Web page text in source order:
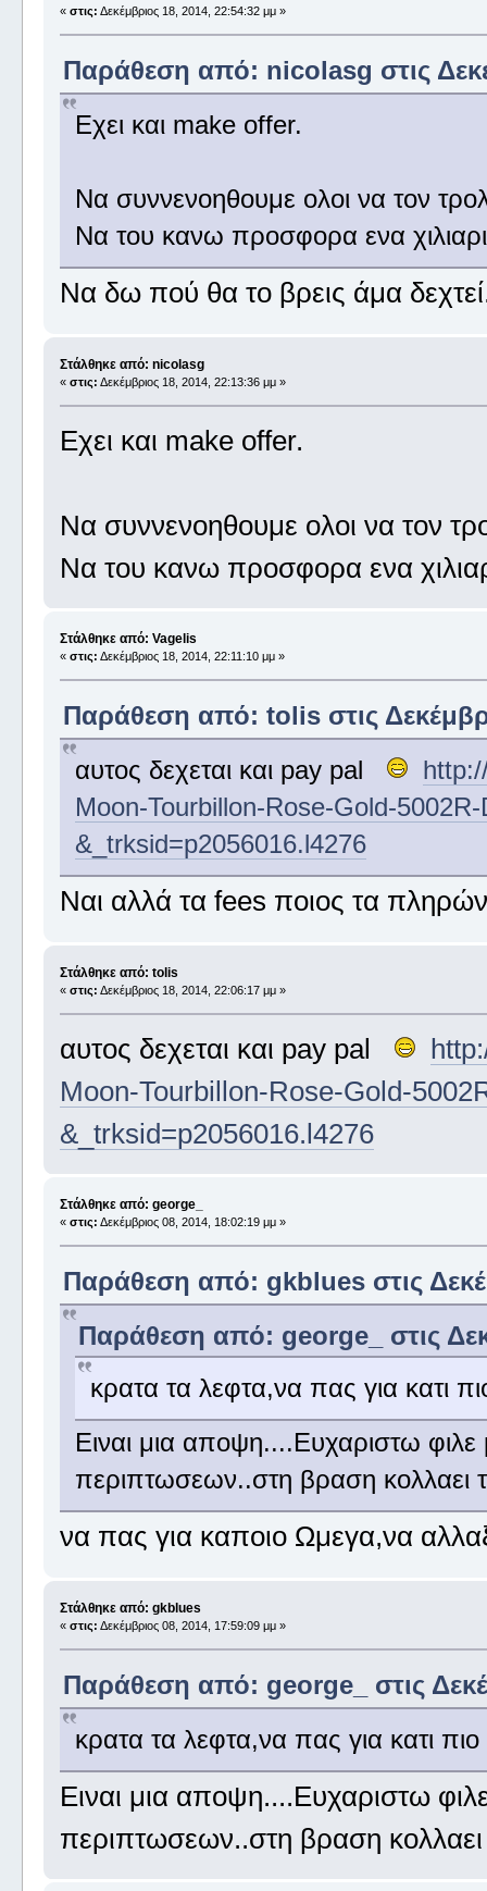
« στις: Δεκέμβριος 18, 2014, 22:54:32 μμ »
Παράθεση από: nicolasg στις
Εχει και make offer.
Να συννενοηθουμε ολοι να τον
Να του κανω προσφορα ενα
Να δω πού θα το βρεις άμα
Στάλθηκε από: nicolasg
« στις: Δεκέμβριος 18, 2014, 22:13:36 μμ »
Εχει και make offer.
Να συννενοηθουμε ολοι να τον
Να του κανω προσφορα ενα
Στάλθηκε από: Vagelis
« στις: Δεκέμβριος 18, 2014, 22:11:10 μμ »
Παράθεση από: tolis στις
αυτος δεχεται και pay pal
Moon-Tourbillon-Rose-Gold-
&_trksid=p2056016.l4276
Ναι αλλά τα fees ποιος τα
Στάλθηκε από: tolis
« στις: Δεκέμβριος 18, 2014, 22:06:17 μμ »
αυτος δεχεται και pay pal
Moon-Tourbillon-Rose-Gold-
&_trksid=p2056016.l4276
Στάλθηκε από: george_
« στις: Δεκέμβριος 08, 2014, 18:02:19 μμ »
Παράθεση από: gkblues στις
Παράθεση από: george_ στις
κρατα τα λεφτα,να πας για κατι
Ειναι μια αποψη....Ευχαριστω
περιπτωσεων..στη βραση κολλαει
να πας για καποιο Ωμεγα,να
Στάλθηκε από: gkblues
« στις: Δεκέμβριος 08, 2014, 17:59:09 μμ »
Παράθεση από: george_ στις
κρατα τα λεφτα,να πας για κατι
Ειναι μια αποψη....Ευχαριστω
περιπτωσεων..στη βραση